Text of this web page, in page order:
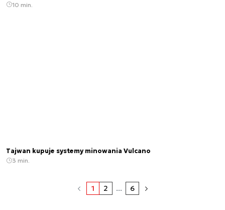
10 min.
Tajwan kupuje systemy minowania Vulcano
3 min.
1 2 ... 6